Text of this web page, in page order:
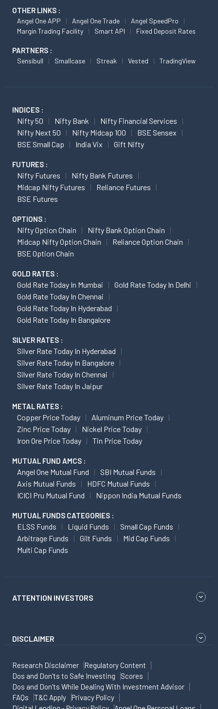
OTHER LINKS :
Angel One APP Angel One Trade
Angel SpeedPro
Margin Trading Facility
Smart API Fixed Deposit Rates
PARTNERS :
Sensibull Smallcase Streak Vested TradingView
INDICES :
Nifty 50 Nifty Bank
Nifty Financial Services
Nifty Next 50
Nifty Midcap 100
BSE Sensex
BSE Small Cap
India Vix Gift Nifty
FUTURES :
Nifty Futures
Nifty Bank Futures
Midcap Nifty Futures
Reliance Futures
BSE Futures
OPTIONS :
Nifty Option Chain
Nifty Bank Option Chain
Midcap Nifty Option Chain
Reliance Option Chain
BSE Option Chain
GOLD RATES :
Gold Rate Today In Mumbai
Gold Rate Today In Delhi
Gold Rate Today In Chennai
Gold Rate Today In Hyderabad
Gold Rate Today In Bangalore
SILVER RATES :
Silver Rate Today In Hyderabad
Silver Rate Today In Bangalore
Silver Rate Today In Chennai
Silver Rate Today In Jaipur
METAL RATES :
Copper Price Today
Aluminum Price Today
Zinc Price Today
Nickel Price Today
Iron Ore Price Today
Tin Price Today
MUTUAL FUND AMCS :
Angel One Mutual Fund
SBI Mutual Funds
Axis Mutual Funds
HDFC Mutual Funds
ICICI Pru Mutual Fund
Nippon India Mutual Funds
MUTUAL FUNDS CATEGORIES :
ELSS Funds Liquid Funds
Small Cap Funds
Arbitrage Funds
Gilt Funds
Mid Cap Funds
Multi Cap Funds
ATTENTION INVESTORS
DISCLAIMER
Research Disclaimer
Regulatory Content
Dos and Don'ts to Safe Investing
Scores
Dos and Don'ts While Dealing With Investment Advisor
FAQs
T&C Apply
Privacy Policy